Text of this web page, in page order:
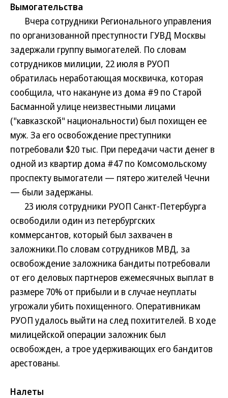
Вымогательства
Вчера сотрудники Регионального управления
по организованной преступности ГУВД Москвы
задержали группу вымогателей. По словам
сотрудников милиции, 22 июля в РУОП
обратилась неработающая москвичка, которая
сообщила, что накануне из дома #9 по Старой
Басманной улице неизвестными лицами
("кавказской" национальности) был похищен ее
муж. За его освобождение преступники
потребовали $20 тыс. При передачи части денег в
одной из квартир дома #47 по Комсомольскому
проспекту вымогатели — пятеро жителей Чечни
— были задержаны.
23 июля сотрудники РУОП Санкт-Петербурга
освободили один из петербургских
коммерсантов, который был захвачен в
заложники.По словам сотрудников МВД, за
освобождение заложника бандиты потребовали
от его деловых партнеров ежемесячных выплат в
размере 70% от прибыли и в случае неуплаты
угрожали убить похищенного. Оперативникам
РУОП удалось выйти на след похитителей. В ходе
милицейской операции заложник был
освобожден, а трое удерживающих его бандитов
арестованы.
Налеты